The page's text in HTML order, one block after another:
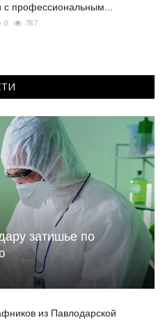
с профессиональным...
0 787
затишье по
из Павлодарской